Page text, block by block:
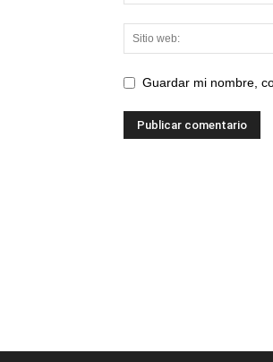
Guardar mi nombre,